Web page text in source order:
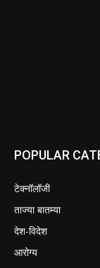
POPULAR
टेक्नॉलॉजी
ताज्या बातम्या
देश-विदेश
आरोग्य